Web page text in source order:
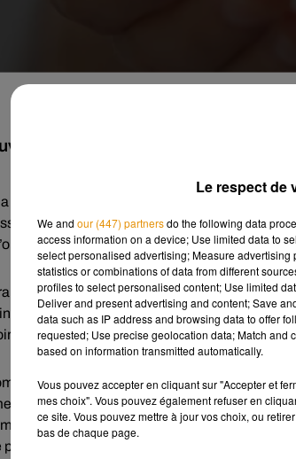
étape dans le domaine de la
été réalisé sur le territoire, un chiffre en
celui de 2017, qui avait marqué l’histoire
et sauver davantage de vies.
suivi par le foie, le cœur, les
maladies chroniques mais aussi la
de défis persistants. L’Agence de la
chez les jeunes adultes. Les refus de
d’information claire sur le
est automatique en l’absence
Le respect de
We and our (447) partnersdo the following data
access information on a device; Use limited data to
select personalised advertising; Measure
statistics or combinations of data from different
profiles to select personalised content; Use limited
Deliver and present advertising and content; Save
data such as IP address and browsing data to offer
requested; Use precise geolocation data; Match and
based on information transmitted automatically.
Vous pouvez accepter en cliquant sur "Accepter et
mes choix". Vous pouvez également refuser en
ce site. Vous pouvez mettre à jour vos choix, ou
bas de chaque page.